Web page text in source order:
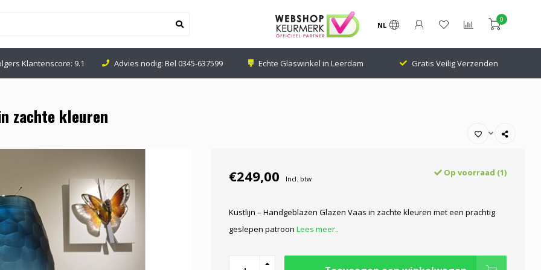
NL
0
Bel0345-637599 Echte Glaswinkel in Leerdam Gratis Veilig Verzenden 24.000 Volgers Klantenscore: 9.1
zachte kleuren
€249,00 Incl. btw
Op voorraad (1)
Kustlijn – Handgeblazen Glazen Vaas in zachte kleuren met een prachtig
geslepen patroon Lees meer..